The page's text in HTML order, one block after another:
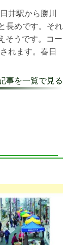
井駅から勝川
長めです。それ
そうです。コー
れます。春日
事を一覧で見る